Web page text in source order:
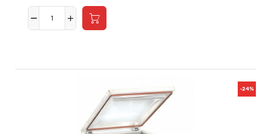
-24%